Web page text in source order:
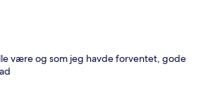
være og som jeg havde forventet, gode